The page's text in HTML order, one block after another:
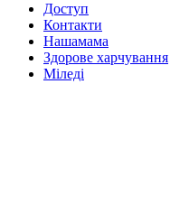
Доступ
Контакти
Нашамама
Здорове харчування
Міледі